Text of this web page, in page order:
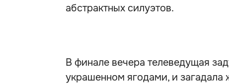
абстрактных силуэтов.
В финале вечера телеведущая
украшенном ягодами, и